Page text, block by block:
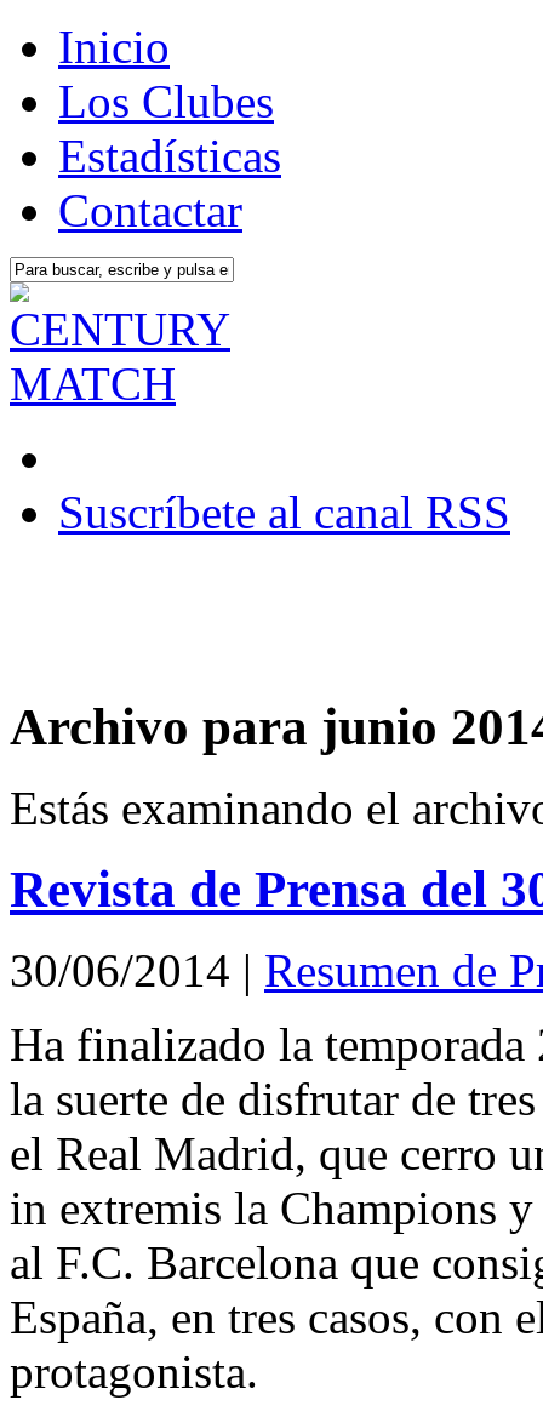
Inicio
Los Clubes
Estadísticas
Contactar
Suscríbete al canal RSS
Archivo para junio
Estás examinando el
Revista de Prensa del
30/06/2014 | Resumen de
Ha finalizado la
la suerte de disfrutar de
el Real Madrid, que cerro
in extremis la Champions
al F.C. Barcelona que
España, en tres casos,
protagonista.